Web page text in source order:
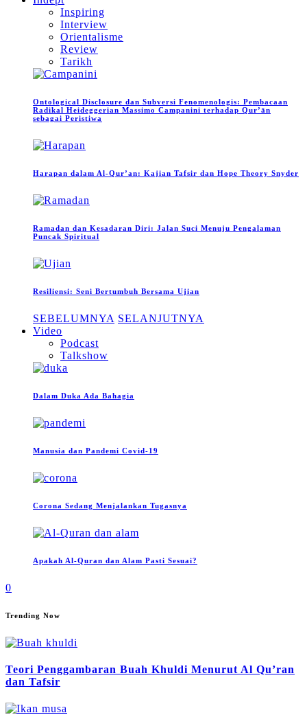
Inspiring
Interview
Orientalisme
Review
Tarikh
Ontological Disclosure dan Subversi Fenomenologis: Pembacaan
Radikal Heideggerian Massimo Campanini terhadap Qur’ān
sebagai Peristiwa
Harapan dalam Al-Qur’an: Kajian Tafsir dan Hope Theory Snyder
Ramadan dan Kesadaran Diri: Jalan Suci Menuju Pengalaman
Puncak Spiritual
Resiliensi: Seni Bertumbuh Bersama Ujian
SEBELUMNYA SELANJUTNYA
Video
Podcast
Talkshow
Dalam Duka Ada Bahagia
Manusia dan Pandemi Covid-19
Corona Sedang Menjalankan Tugasnya
Apakah Al-Quran dan Alam Pasti Sesuai?
0
Trending Now
Teori Penggambaran Buah Khuldi Menurut Al Qu’ran
dan Tafsir